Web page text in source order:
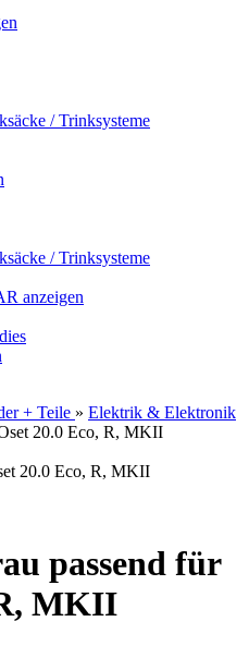
/ Trinksysteme
/ Trinksysteme
anzeigen
+ Teile » Elektrik & Elektronik
20.0 Eco, R, MKII
20.0 Eco, R, MKII
passend für
MKII